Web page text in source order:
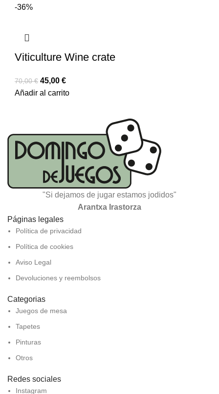
-36%
Viticulture Wine crate
70,00€ 45,00 €
Añadir al carrito
"Si dejamos de jugar estamos jodidos"
Arantxa Irastorza
Páginas legales
Política de privacidad
Política de cookies
Aviso Legal
Devoluciones y reembolsos
Categorias
Juegos de mesa
Tapetes
Pinturas
Otros
Redes sociales
Instagram